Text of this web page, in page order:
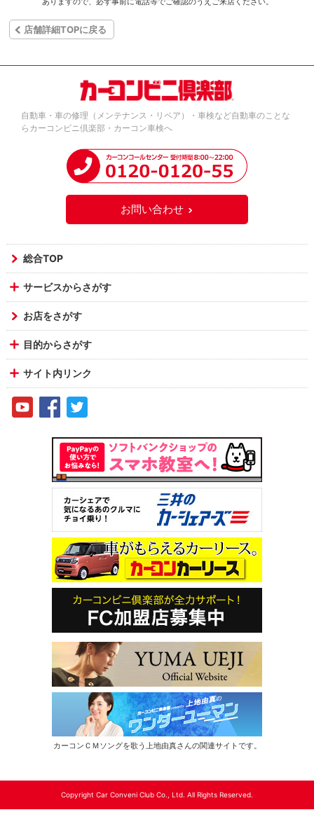
店舗詳細TOPに戻る
自動車・車の修理（メンテナンス・リペア）・車検など自動車のことな
らカーコンビニ倶楽部・カーコン車検へ
お問い合わせ
総合TOP
サービスからさがす
お店をさがす
目的からさがす
サイト内リンク
カーコンＣＭソングを歌う上地由真さんの関連サイトです。
Copyright Car Conveni Club Co., Ltd. All Rights Reserved.